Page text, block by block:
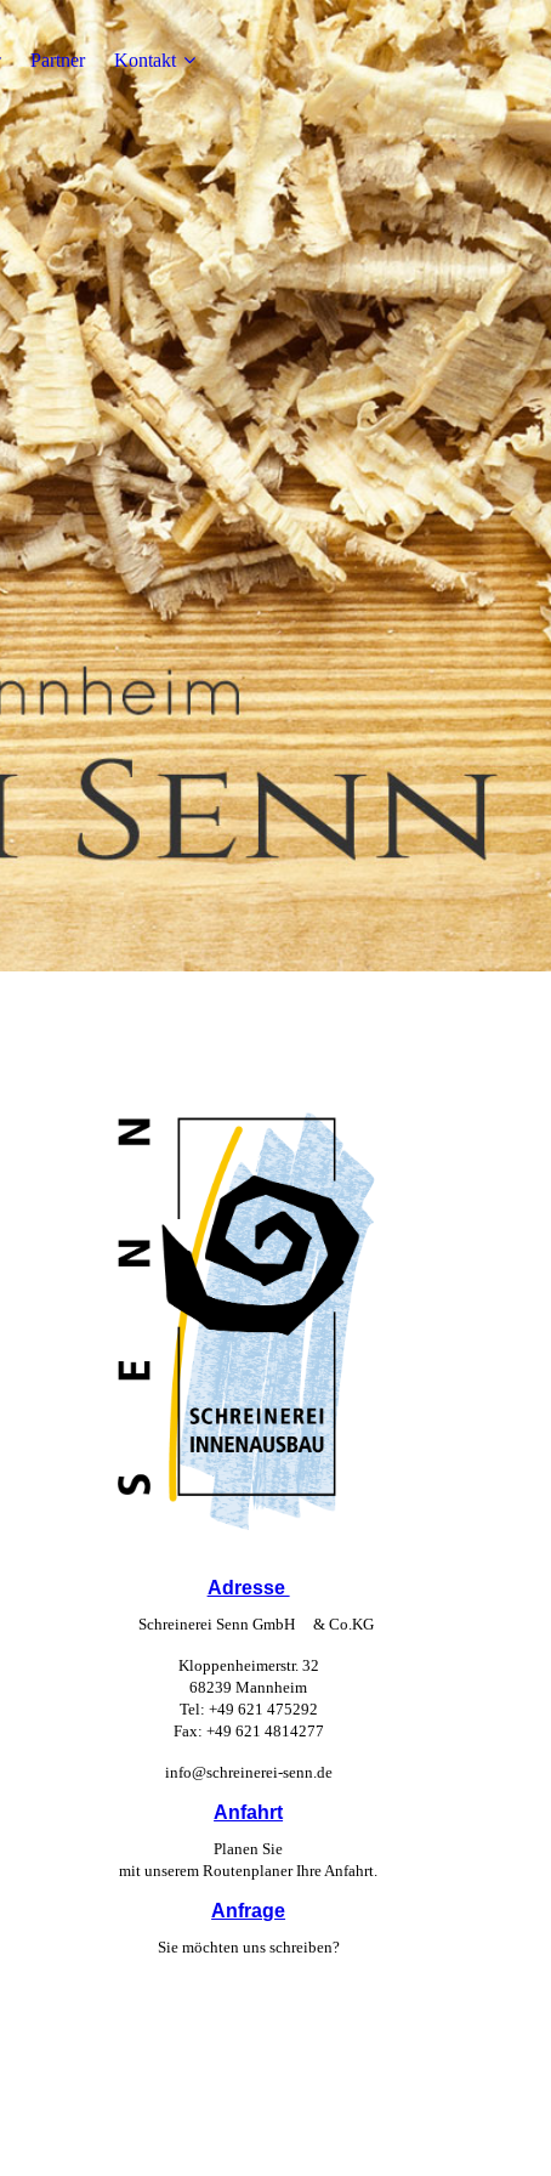
Partner Kontakt
Adresse
Schreinerei Senn GmbH & Co.KG
Kloppenheimerstr. 32
68239 Mannheim
Tel: +49 621 475292
Fax: +49 621 4814277
info@schreinerei-senn.de
Anfahrt
Planen Sie
mit unserem Routen­planer Ihre Anfahrt.
Anfrage
Sie möchten uns schreiben?